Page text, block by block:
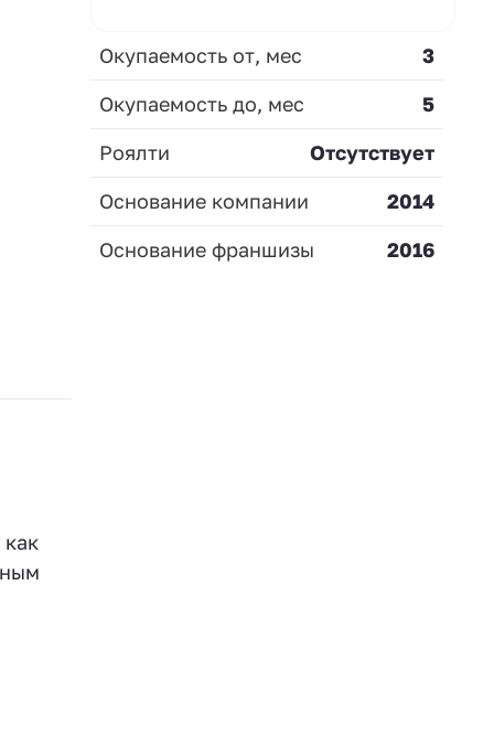
Окупаемость от, мес
3
Окупаемость до, мес
5
Роялти
Отсутствует
Основание компании
2014
Основание франшизы
2016